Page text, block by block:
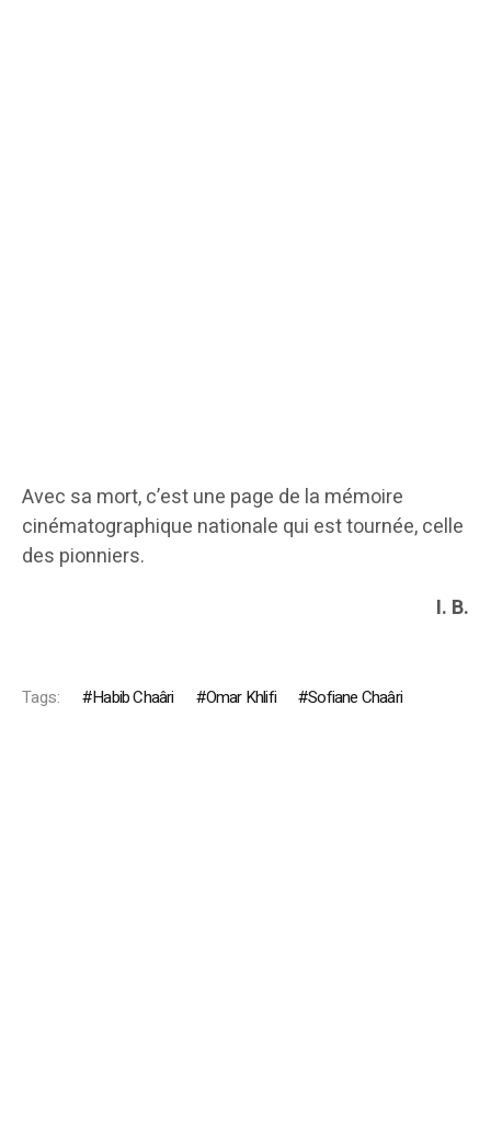
Avec sa mort, c’est une page de la mémoire
cinématographique nationale qui est tournée, celle
des pionniers.
I. B.
Tags: Habib Chaâri Omar Khlifi Sofiane Chaâri